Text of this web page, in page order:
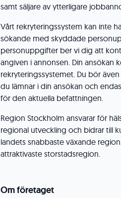
samt säljare av ytterligare
Vårt rekryteringssystem kan inte
sökande med skyddade
personuppgifter ber vi dig att
angiven i annonsen. Din ansökan
rekryteringssystemet. Du bör
du lämnar i din ansökan och
för den aktuella befattningen.
Region Stockholm ansvarar för
regional utveckling och bidrar till
landets snabbaste växande
attraktivaste storstadsregion.
Om företaget